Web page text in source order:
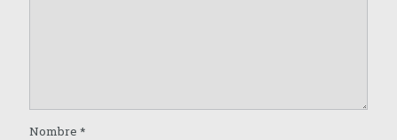
Nombre *